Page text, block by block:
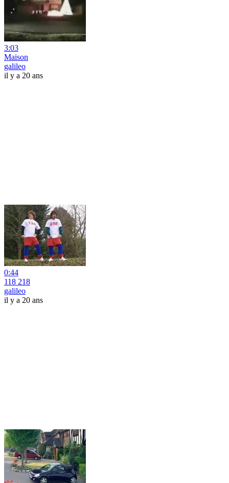
3:03
Maison
galileo
il y a 20 ans
0:44
118 218
galileo
il y a 20 ans